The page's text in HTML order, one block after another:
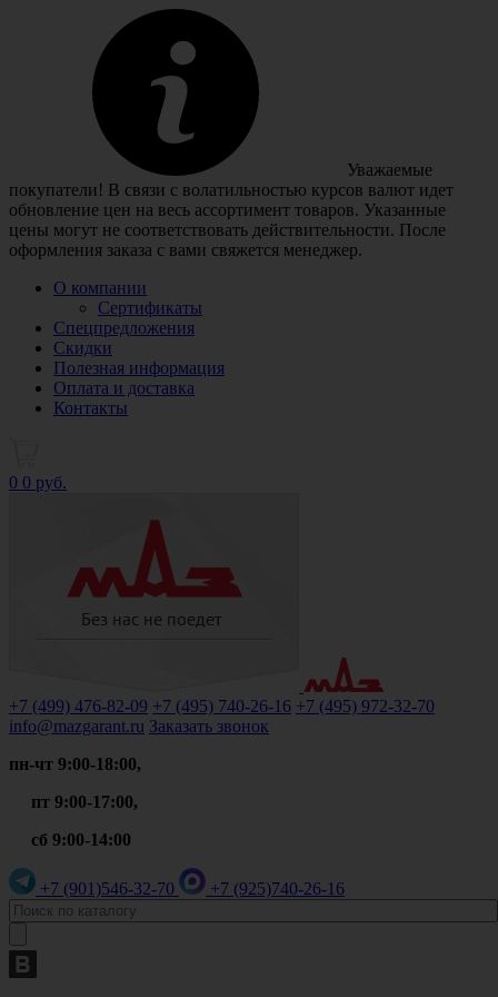
Уважаемые
покупатели! В связи с волатильностью курсов валют идет
обновление цен на весь ассортимент товаров. Указанные
цены могут не соответствовать действительности. После
оформления заказа с вами свяжется менеджер.
О компании
Сертификаты
Спецпредложения
Скидки
Полезная информация
Оплата и доставка
Контакты
0 0 руб.
+7 (499) 476-82-09 +7 (495) 740-26-16 +7 (495) 972-32-70
info@mazgarant.ru Заказать звонок
пн-чт 9:00-18:00,
пт 9:00-17:00,
сб 9:00-14:00
+7 (901)546-32-70 +7 (925)740-26-16